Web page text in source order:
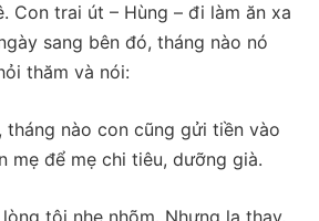
Con trai út – Hùng – đi làm ăn xa
sang bên đó, tháng nào nó
thăm và nói:
tháng nào con cũng gửi tiền vào
mẹ để mẹ chi tiêu, dưỡng già.
tôi nhẹ nhõm. Nhưng lạ thay,